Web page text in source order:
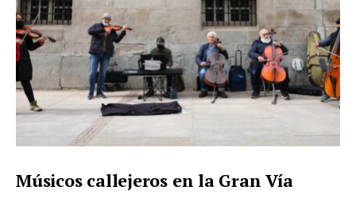
Músicos callejeros en la Gran Vía